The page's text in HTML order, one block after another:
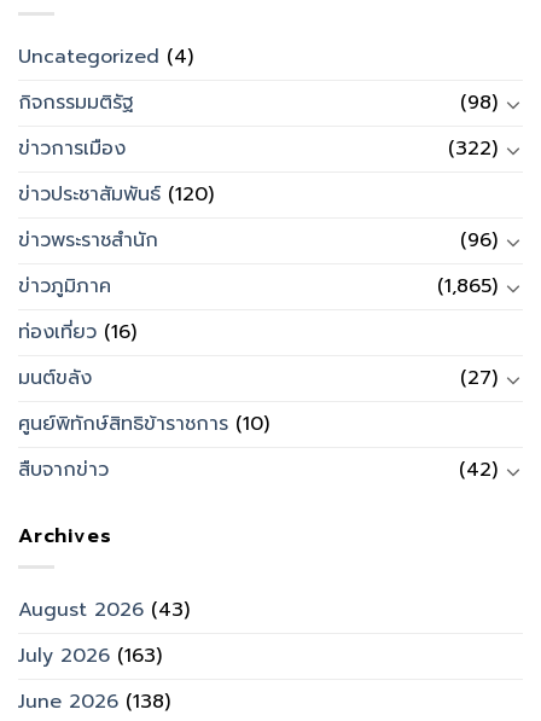
Uncategorized (4)
กิจกรรมมติรัฐ
(98)
ข่าวการเมือง
(322)
ข่าวประชาสัมพันธ์ (120)
ข่าวพระราชสำนัก
(96)
ข่าวภูมิภาค
(1,865)
ท่องเที่ยว (16)
มนต์ขลัง
(27)
ศูนย์พิทักษ์สิทธิข้าราชการ (10)
สืบจากข่าว
(42)
Archives
August 2026 (43)
July 2026 (163)
June 2026 (138)